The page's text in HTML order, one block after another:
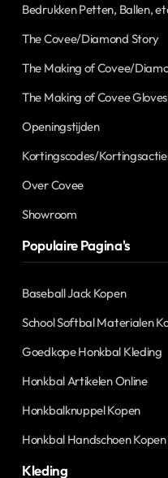
Bedrukken Petten, Ballen,
The Covee/Diamond Story
The Making of Covee/
The Making of Covee Gloves
Openingstijden
Kortingscodes/
Over Covee
Showroom
Populaire Pagina's
Baseball Jack Kopen
School Softbal Materialen
Goedkope Honkbal Kleding
Honkbal Artikelen Online
Honkbalknuppel Kopen
Honkbal Handschoen Kopen
Kleding